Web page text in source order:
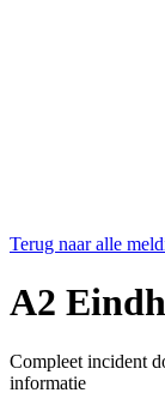
Terug naar alle
A2
Compleet incident
informatie